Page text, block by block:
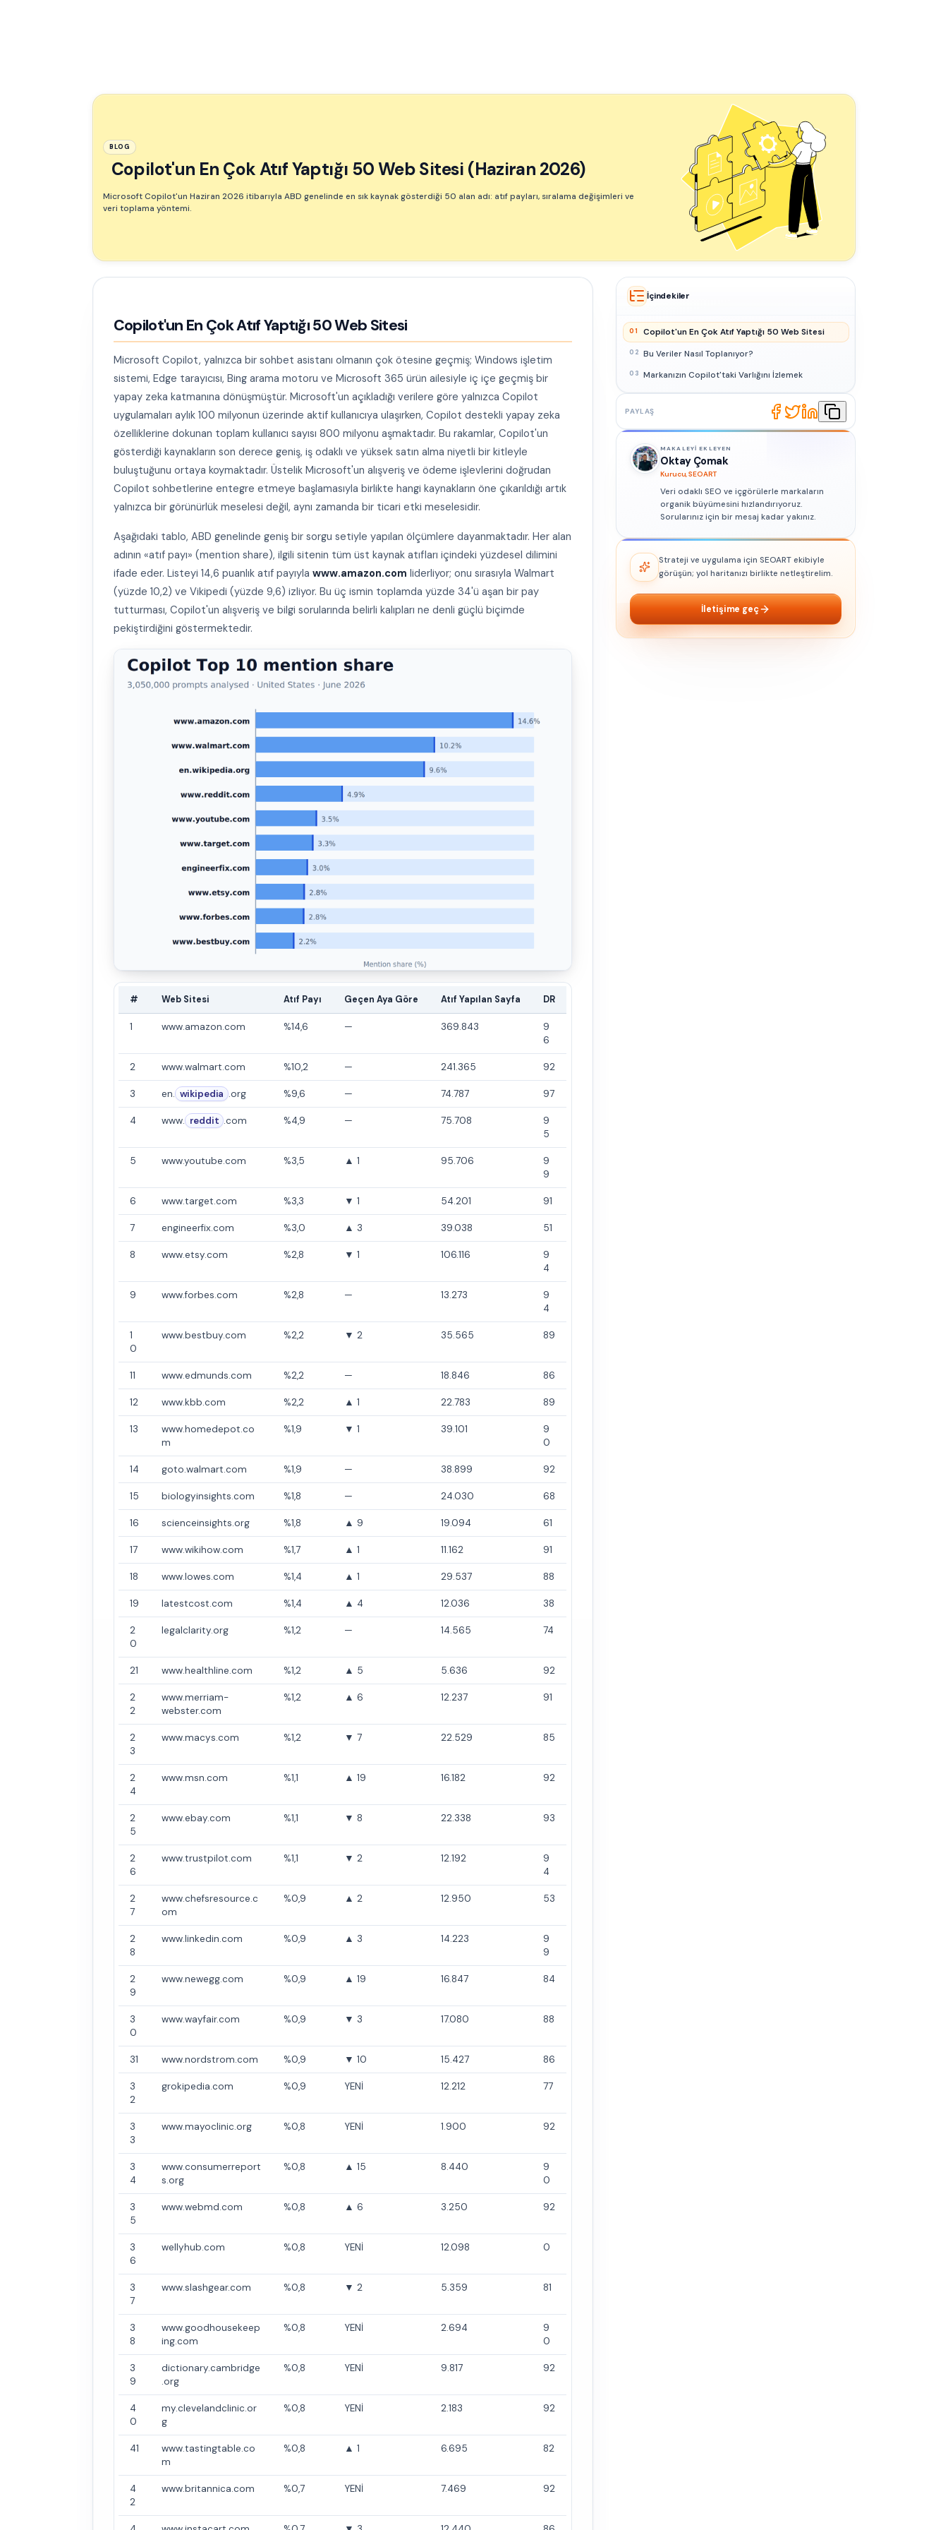
BLOG
Copilot'un En Çok Atıf Yaptığı 50 Web Sitesi (Haziran 2026)
Microsoft Copilot'un Haziran 2026 itibarıyla ABD genelinde en sık kaynak gösterdiği 50 alan adı: atıf payları, sıralama değişimleri ve
veri toplama yöntemi.
Copilot'un En Çok Atıf Yaptığı 50 Web Sitesi
Microsoft Copilot, yalnızca bir sohbet asistanı olmanın çok ötesine geçmiş; Windows işletim
sistemi, Edge tarayıcısı, Bing arama motoru ve Microsoft 365 ürün ailesiyle iç içe geçmiş bir
yapay zeka katmanına dönüşmüştür. Microsoft'un açıkladığı verilere göre yalnızca Copilot
uygulamaları aylık 100 milyonun üzerinde aktif kullanıcıya ulaşırken, Copilot destekli yapay zeka
özelliklerine dokunan toplam kullanıcı sayısı 800 milyonu aşmaktadır. Bu rakamlar, Copilot'un
gösterdiği kaynakların son derece geniş, iş odaklı ve yüksek satın alma niyetli bir kitleyle
buluştuğunu ortaya koymaktadır. Üstelik Microsoft'un alışveriş ve ödeme işlevlerini doğrudan
Copilot sohbetlerine entegre etmeye başlamasıyla birlikte hangi kaynakların öne çıkarıldığı artık
yalnızca bir görünürlük meselesi değil, aynı zamanda bir ticari etki meselesidir.
Aşağıdaki tablo, ABD genelinde geniş bir sorgu setiyle yapılan ölçümlere dayanmaktadır. Her alan
adının «atıf payı» (mention share), ilgili sitenin tüm üst kaynak atıfları içindeki yüzdesel dilimini
ifade eder. Listeyi 14,6 puanlık atıf payıyla www.amazon.com liderliyor; onu sırasıyla Walmart
(yüzde 10,2) ve Vikipedi (yüzde 9,6) izliyor. Bu üç ismin toplamda yüzde 34'ü aşan bir pay
tutturması, Copilot'un alışveriş ve bilgi sorularında belirli kalıpları ne denli güçlü biçimde
pekiştirdiğini göstermektedir.
# Web Sitesi Atıf Payı Geçen Aya Göre Atıf Yapılan Sayfa DR
1 www.amazon.com %14,6 — 369.843
9
6
2 www.walmart.com %10,2 — 241.365 92
3 en. wikipedia .org %9,6 — 74.787 97
4 www. reddit .com %4,9 — 75.708
9
5
5 www.youtube.com %3,5 ▲ 1 95.706
9
9
6 www.target.com %3,3 ▼ 1 54.201 91
7 engineerfix.com %3,0 ▲ 3 39.038 51
8 www.etsy.com %2,8 ▼ 1 106.116
9
4
9 www.forbes.com %2,8 — 13.273
9
4
1
0
www.bestbuy.com %2,2 ▼ 2 35.565 89
11 www.edmunds.com %2,2 — 18.846 86
12 www.kbb.com %2,2 ▲ 1 22.783 89
13
www.homedepot.co
m
%1,9 ▼ 1 39.101
9
0
14 goto.walmart.com %1,9 — 38.899 92
15 biologyinsights.com %1,8 — 24.030 68
16 scienceinsights.org %1,8 ▲ 9 19.094 61
17 www.wikihow.com %1,7 ▲ 1 11.162 91
18 www.lowes.com %1,4 ▲ 1 29.537 88
19 latestcost.com %1,4 ▲ 4 12.036 38
2
0
legalclarity.org %1,2 — 14.565 74
21 www.healthline.com %1,2 ▲ 5 5.636 92
2
2
www.merriam-
webster.com
%1,2 ▲ 6 12.237 91
2
3
www.macys.com %1,2 ▼ 7 22.529 85
2
4
www.msn.com %1,1 ▲ 19 16.182 92
2
5
www.ebay.com %1,1 ▼ 8 22.338 93
2
6
www.trustpilot.com %1,1 ▼ 2 12.192
9
4
2
7
www.chefsresource.c
om
%0,9 ▲ 2 12.950 53
2
8
www.linkedin.com %0,9 ▲ 3 14.223
9
9
2
9
www.newegg.com %0,9 ▲ 19 16.847 84
3
0
www.wayfair.com %0,9 ▼ 3 17.080 88
31 www.nordstrom.com %0,9 ▼ 10 15.427 86
3
2
grokipedia.com %0,9 YENİ 12.212 77
3
3
www.mayoclinic.org %0,8 YENİ 1.900 92
3
4
www.consumerreport
s.org
%0,8 ▲ 15 8.440
9
0
3
5
www.webmd.com %0,8 ▲ 6 3.250 92
3
6
wellyhub.com %0,8 YENİ 12.098 0
3
7
www.slashgear.com %0,8 ▼ 2 5.359 81
3
8
www.goodhousekeep
ing.com
%0,8 YENİ 2.694
9
0
3
9
dictionary.cambridge
.org
%0,8 YENİ 9.817 92
4
0
my.clevelandclinic.or
g
%0,8 YENİ 2.183 92
41
www.tastingtable.co
m
%0,8 ▲ 1 6.695 82
4
2
www.britannica.com %0,7 YENİ 7.469 92
İçindekiler
01 Copilot'un En Çok Atıf Yaptığı 50 Web Sitesi
02 Bu Veriler Nasıl Toplanıyor?
03 Markanızın Copilot'taki Varlığını İzlemek
PAYLAŞ
MAKALEYI EKLEYEN
Oktay Çomak
Kurucu, SEOART
Veri odaklı SEO ve içgörülerle markaların
organik büyümesini hızlandırıyoruz.
Sorularınız için bir mesaj kadar yakınız.
Strateji ve uygulama için SEOART ekibiyle
görüşün; yol haritanızı birlikte netleştirelim.
İletişime geç